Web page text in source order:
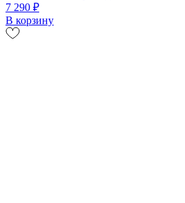
7 290 ₽
В корзину